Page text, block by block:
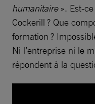
humanitaire». Est-
Cockerill ? Que
formation ?
Ni l’entreprise ni le
répondent à la